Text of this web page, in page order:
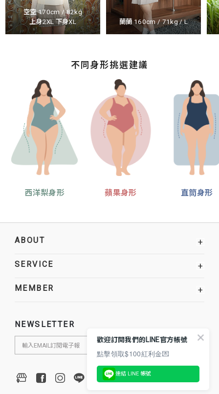
空空 170cm / 82kg
上身2XL 下身XL
蘭蘭 160cm / 71kg / L
不同身形挑選建議
西洋梨身形 蘋果身形 直筒身形
ABOUT +
SERVICE +
MEMBER +
NEWSLETTER
歡迎訂閱我們的LINE官方帳號
點擊領取$100紅利金💌
連結 LINE 帳號